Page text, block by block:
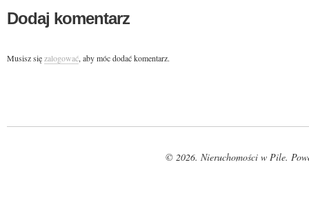
Dodaj komentarz
Musisz sięzalogować, aby móc dodać komentarz.
© 2026. Nieruchomości w Pile.